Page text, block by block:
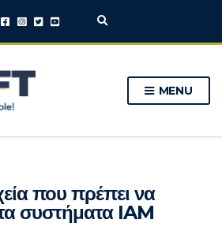
E
p
a
f
o
r
MENU
που πρέπει να
συστήματα IAM